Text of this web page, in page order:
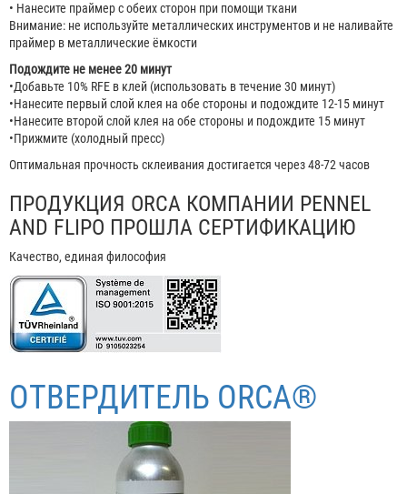
• Нанесите праймер с обеих сторон при помощи ткани
Внимание: не используйте металлических инструментов и не наливайте
праймер в металлические ёмкости
Подождите не менее 20 минут
•Добавьте 10% RFE в клей (использовать в течение 30 минут)
•Нанесите первый слой клея на обе стороны и подождите 12-15 минут
•Нанесите второй слой клея на обе стороны и подождите 15 минут
•Прижмите (холодный пресс)
Оптимальная прочность склеивания достигается через 48-72 часов
ПРОДУКЦИЯ ORCA КОМПАНИИ PENNEL
AND FLIPO ПРОШЛА СЕРТИФИКАЦИЮ
Качество, единая философия
ОТВЕРДИТЕЛЬ ORCA®